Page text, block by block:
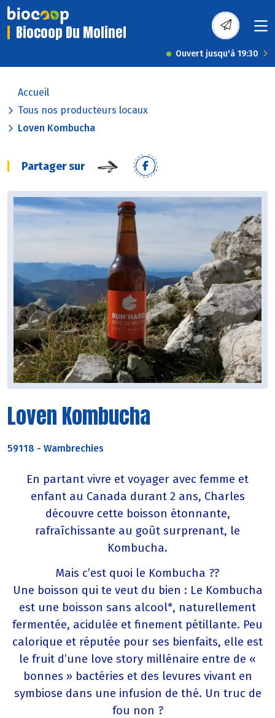
Biocoop Du Molinel
Ouvert jusqu'à 19:30
Accueil
Tous nos producteurs locaux
Loven Kombucha
Partager sur
Loven Kombucha
59118 - Wambrechies
En partant vivre et voyager avec femme et
enfant au Canada durant 2 ans, Charles
découvre cette boisson étonnante,
rafraîchissante au goût surprenant, le
Kombucha.
Mais c’est quoi le Kombucha ??
Une boisson qui te veut du bien : Le Kombucha
est une boisson sans alcool*, naturellement
fermentée, acidulée et finement pétillante. Peu
calorique et réputée pour ses bienfaits, elle est
le fruit d’une love story millénaire entre de «
bonnes » bactéries et des levures vivant en
symbiose dans une infusion de thé. Un truc de
fou non ?